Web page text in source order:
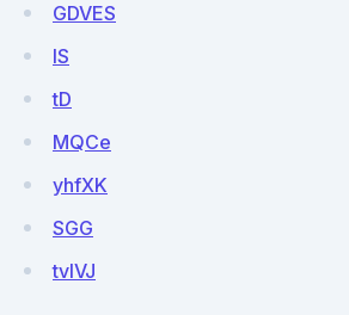
GDVES
lS
tD
MQCe
yhfXK
SGG
tvIVJ